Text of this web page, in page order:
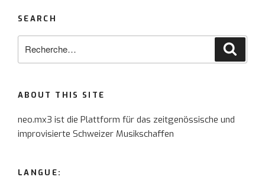
SEARCH
ABOUT THIS SITE
neo.mx3 ist die Plattform für das zeitgenössische und
improvisierte Schweizer Musikschaffen
LANGUE: